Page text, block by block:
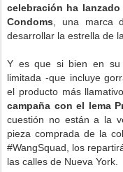
celebración ha
Condoms , una marca
desarrollar la estrella de
Y es que si bien en su
limitada -que incluye
el producto más
campaña con el lema
cuestión no están a la
pieza comprada de la
#WangSquad, los
las calles de Nueva York.